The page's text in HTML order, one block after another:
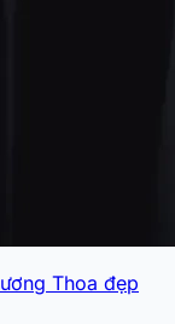
Thoa đẹp